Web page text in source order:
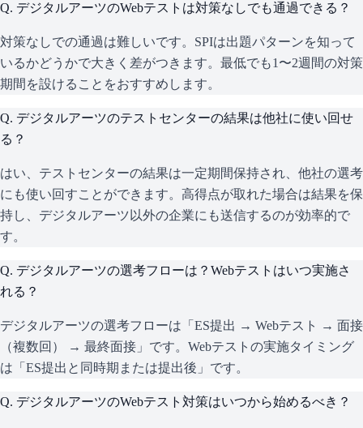
Q. デジタルアーツのWebテストは対策なしでも通過できる？
対策なしでの通過は難しいです。SPIは出題パターンを知って
いるかどうかで大きく差がつきます。最低でも1〜2週間の対策
期間を設けることをおすすめします。
Q. デジタルアーツのテストセンターの結果は他社に使い回せ
る？
はい、テストセンターの結果は一定期間保持され、他社の選考
にも使い回すことができます。高得点が取れた場合は結果を保
持し、デジタルアーツ以外の企業にも送信するのが効率的で
す。
Q. デジタルアーツの選考フローは？Webテストはいつ実施さ
れる？
デジタルアーツの選考フローは「ES提出 → Webテスト → 面接
（複数回） → 最終面接」です。Webテストの実施タイミング
は「ES提出と同時期または提出後」です。
Q. デジタルアーツのWebテスト対策はいつから始めるべき？